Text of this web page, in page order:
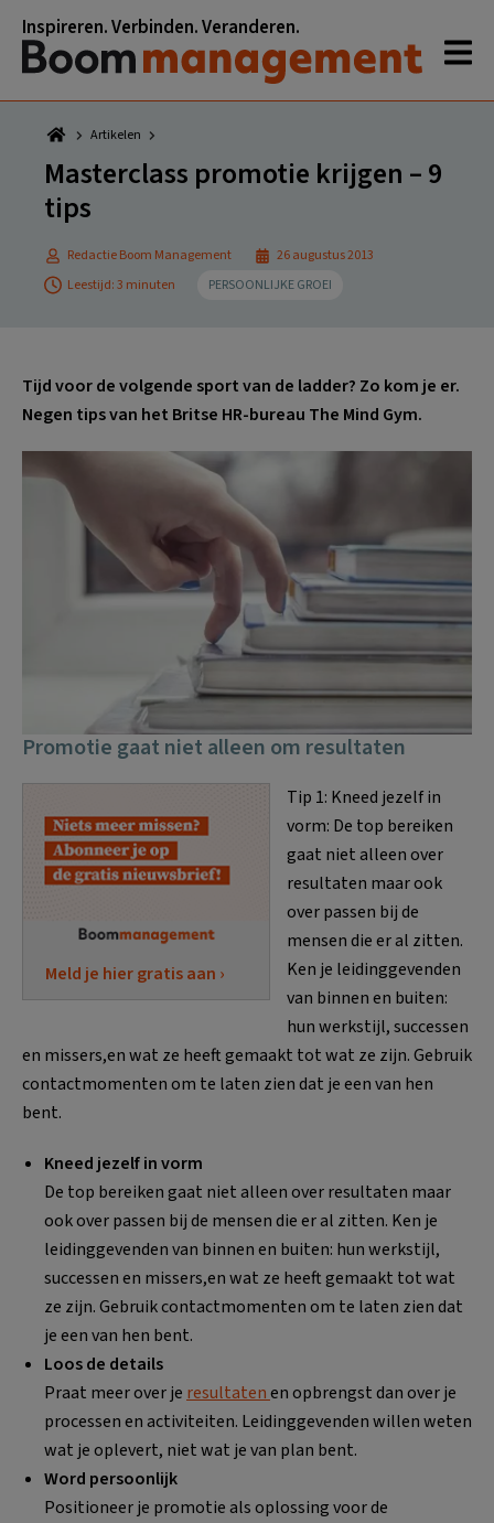
naar
hoofdnavigatie
naar
hoofd
inhoud
naar
eerste
sidebar
naar
voettekst
Inspireren. Verbinden. Veranderen.
Artikelen
Masterclass promotie krijgen – 9
tips
Redactie Boom Management
26 augustus 2013
Leestijd: 3 minuten
PERSOONLIJKE GROEI
Tijd voor de volgende sport van de ladder? Zo kom je er.
Negen tips van het Britse HR-bureau The Mind Gym.
Promotie gaat niet alleen om resultaten
Meld je hier gratis aan ›
Tip 1: Kneed jezelf in
vorm: De top bereiken
gaat niet alleen over
resultaten maar ook
over passen bij de
mensen die er al zitten.
Ken je leidinggevenden
van binnen en buiten:
hun werkstijl, successen
en missers,en wat ze heeft gemaakt tot wat ze zijn. Gebruik
contactmomenten om te laten zien dat je een van hen
bent.
Kneed jezelf in vorm
De top bereiken gaat niet alleen over resultaten maar
ook over passen bij de mensen die er al zitten. Ken je
leidinggevenden van binnen en buiten: hun werkstijl,
successen en missers,en wat ze heeft gemaakt tot wat
ze zijn. Gebruik contactmomenten om te laten zien dat
je een van hen bent.
Loos de details
Praat meer over je resultatenen opbrengst dan over je
processen en activiteiten. Leidinggevenden willen weten
wat je oplevert, niet wat je van plan bent.
Word persoonlijk
Positioneer je promotie als oplossing voor de